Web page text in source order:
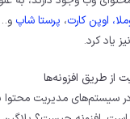
اوپن کارت، پرستا شاپ
یاد کرد.
از طریق افزونه‌ها
سیستم‌های مدیریت